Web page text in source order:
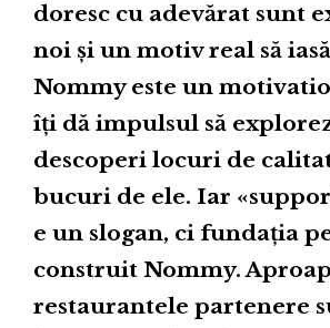
doresc cu adevărat sunt
noi și un motiv real să
Nommy este un
îți dă impulsul să
descoperi locuri de
bucuri de ele. Iar
e un slogan, ci fundația
construit Nommy.
restaurantele partenere